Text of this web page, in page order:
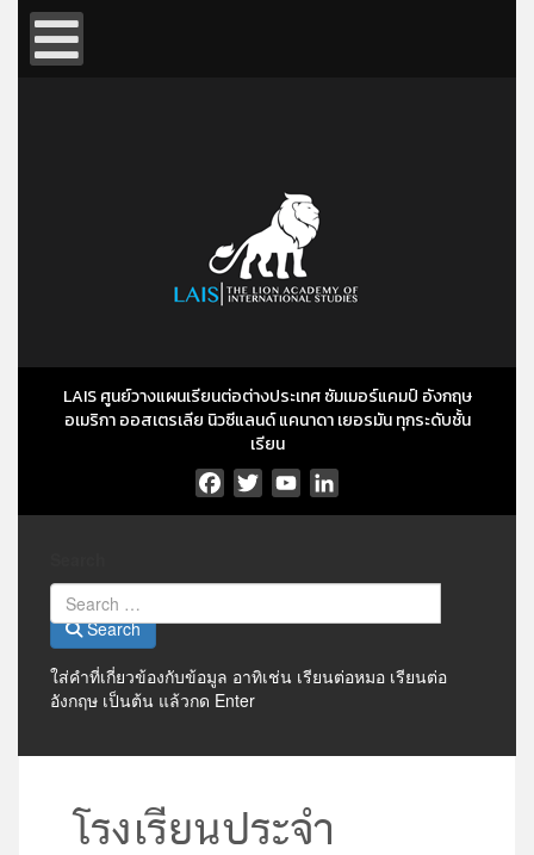
LAIS ศูนย์วางแผนเรียนต่อต่างประเทศ ซัมเมอร์แคมป์ อังกฤษ
อเมริกา ออสเตรเลีย นิวซีแลนด์ แคนาดา เยอรมัน ทุกระดับชั้น
เรียน
Facebook
TwitterYouTubeLinkedIn
Search
ใส่คำที่เกี่ยวข้องกับข้อมูล อาทิเช่น เรียนต่อหมอ เรียนต่อ
อังกฤษ เป็นต้น แล้วกด Enter
โรงเรียนประจำ